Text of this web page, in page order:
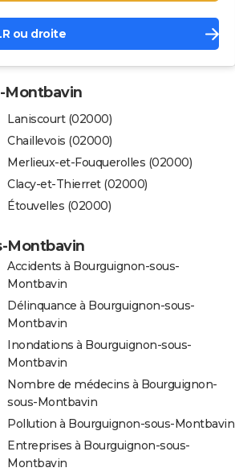
ou droite
Montbavin
Laniscourt (02000)
Chaillevois (02000)
Merlieux-et-Fouquerolles (02000)
Clacy-et-Thierret (02000)
Étouvelles (02000)
Montbavin
Accidents à Bourguignon-sous-
Montbavin
Délinquance à Bourguignon-sous-
Montbavin
Inondations à Bourguignon-sous-
Montbavin
Nombre de médecins à Bourguignon-
sous-Montbavin
Pollution à Bourguignon-sous-Montbavin
Entreprises à Bourguignon-sous-
Montbavin